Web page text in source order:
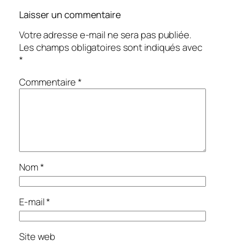
Laisser un commentaire
Votre adresse e-mail ne sera pas publiée.
Les champs obligatoires sont indiqués avec
*
Commentaire*
Nom*
E-mail*
Site web